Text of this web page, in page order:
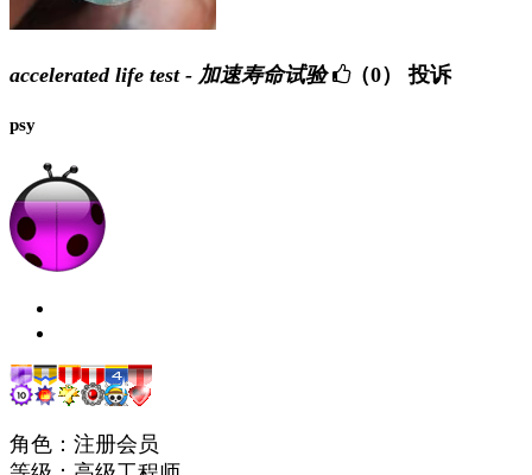
accelerated life test - 加速寿命试验 （0） 投诉
psy
角色：注册会员